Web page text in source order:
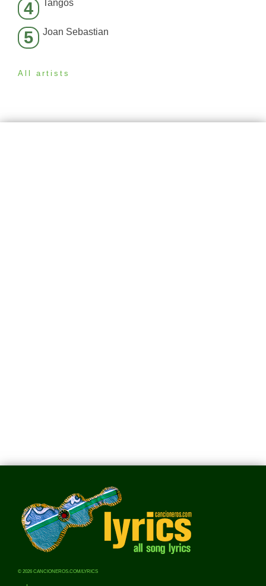
4 Tangos
5 Joan Sebastian
All artists
© 2026 CANCIONEROS.COM/LYRICS